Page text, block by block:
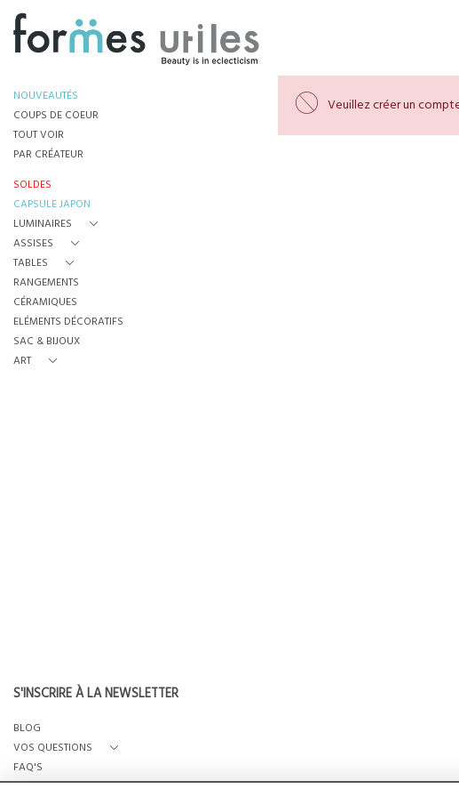
NOUVEAUTÉS
COUPS DE COEUR
TOUT VOIR
PAR CRÉATEUR
SOLDES
CAPSULE JAPON
LUMINAIRES
ASSISES
TABLES
RANGEMENTS
CÉRAMIQUES
ELÉMENTS DÉCORATIFS
SAC & BIJOUX
ART
S'INSCRIRE À LA NEWSLETTER
BLOG
VOS QUESTIONS
FAQ'S
QUI SOMMES-NOUS?
Veuillez créer un